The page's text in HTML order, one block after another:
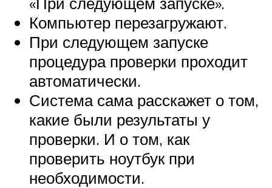
Компьютер перезагружают.
При следующем запуске
процедура проверки проходит
автоматически.
Система сама расскажет о том,
какие были результаты у
проверки. И о том, как
проверить ноутбук при
необходимости.